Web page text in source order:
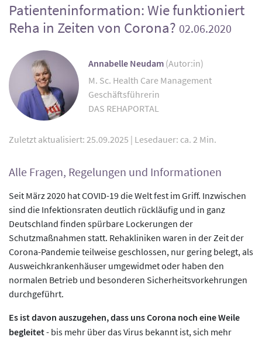
Patienteninformation: Wie funktioniert
Reha in Zeiten von Corona? 02.06.2020
Annabelle Neudam (Autor:in)
M. Sc. Health Care Management
Geschäftsführerin
DAS REHAPORTAL
Zuletzt aktualisiert: 25.09.2025 | Lesedauer: ca. 2 Min.
Alle Fragen, Regelungen und Informationen
Seit März 2020 hat COVID-19 die Welt fest im Griff. Inzwischen
sind die Infektionsraten deutlich rückläufig und in ganz
Deutschland finden spürbare Lockerungen der
Schutzmaßnahmen statt. Rehakliniken waren in der Zeit der
Corona-Pandemie teilweise geschlossen, nur gering belegt, als
Ausweichkrankenhäuser umgewidmet oder haben den
normalen Betrieb und besonderen Sicherheitsvorkehrungen
durchgeführt.
Es ist davon auszugehen, dass uns Corona noch eine Weile
begleitet- bis mehr über das Virus bekannt ist, sich mehr